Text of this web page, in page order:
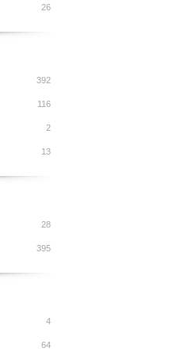
26
392
116
2
13
28
395
4
64